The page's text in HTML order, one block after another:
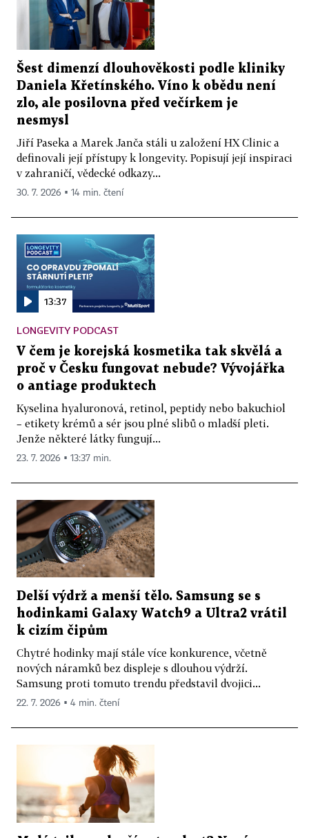
Šest dimenzí dlouhověkosti podle kliniky
Daniela Křetínského. Víno k obědu není
zlo, ale posilovna před večírkem je
nesmysl
Jiří Paseka a Marek Janča stáli u založení HX Clinic a
definovali její přístupy k longevity. Popisují její inspiraci
v zahraničí, vědecké odkazy...
30. 7. 2026 ▪ 14 min. čtení
13:37
LONGEVITY PODCAST
V čem je korejská kosmetika tak skvělá a
proč v Česku fungovat nebude? Vývojářka
o antiage produktech
Kyselina hyaluronová, retinol, peptidy nebo bakuchiol
– etikety krémů a sér jsou plné slibů o mladší pleti.
Jenže některé látky fungují...
23. 7. 2026 ▪ 13:37 min.
Delší výdrž a menší tělo. Samsung se s
hodinkami Galaxy Watch9 a Ultra2 vrátil
k cizím čipům
Chytré hodinky mají stále více konkurence, včetně
nových náramků bez displeje s dlouhou výdrží.
Samsung proti tomuto trendu představil dvojici...
22. 7. 2026 ▪ 4 min. čtení